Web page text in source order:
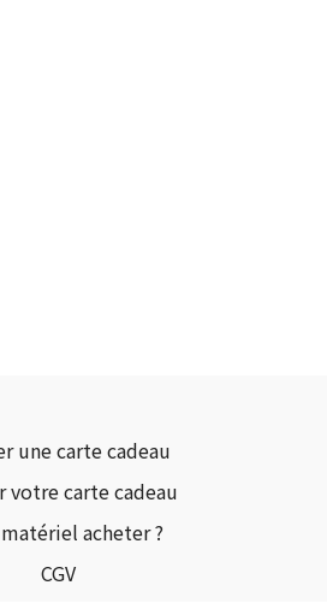
une carte cadeau
votre carte cadeau
acheter ?
CGV